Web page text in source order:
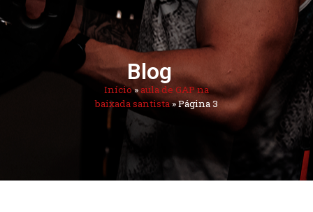
Blog
Início»aula de GAP na
baixada santista»Página 3